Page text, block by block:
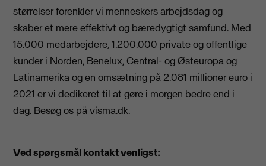
størrelser forenkler vi menneskers arbejdsdag og
skaber et mere effektivt og bæredygtigt samfund. Med
15.000 medarbejdere, 1.200.000 private og offentlige
kunder i Norden, Benelux, Central- og Østeuropa og
Latinamerika og en omsætning på 2.081 millioner euro i
2021 er vi dedikeret til at gøre i morgen bedre end i
dag. Besøg os på visma.dk.
Ved spørgsmål kontakt venligst: